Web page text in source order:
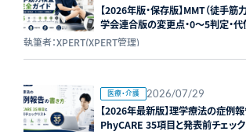
【2026年版・保存版】MMT（徒手筋
学会連合版の変更点・0〜5判定・
執筆者：XPERT(XPERT管理)
医療・介護 2026/07/29
【2026年最新版】理学療法の症例
PhyCARE 35項目と発表前チェック